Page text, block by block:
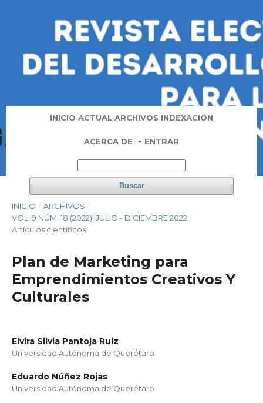
INICIO ACTUAL ARCHIVOS INDEXACIÓN
ACERCA DE ENTRAR
Buscar
INICIO / ARCHIVOS /
VOL. 9 NÚM. 18 (2022): JULIO - DICIEMBRE 2022 /
Artí­culos científicos
Plan de Marketing para
Emprendimientos Creativos Y
Culturales
Elvira Silvia Pantoja Ruiz
Universidad Autónoma de Querétaro
Eduardo Núñez Rojas
Universidad Autónoma de Querétaro